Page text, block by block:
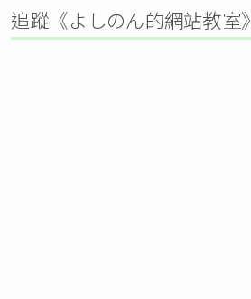
追蹤《よしのん的網站教室》